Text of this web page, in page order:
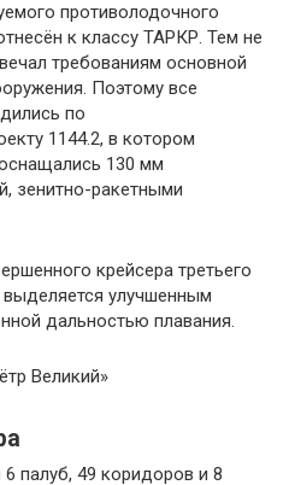
противолодочного
к классу ТАРКР. Тем не
требованиям основной
Поэтому все
по
1144.2, в котором
130 мм
зенитно-ракетными
крейсера третьего
улучшенным
дальностью плавания.
палуб, 49 коридоров и 8